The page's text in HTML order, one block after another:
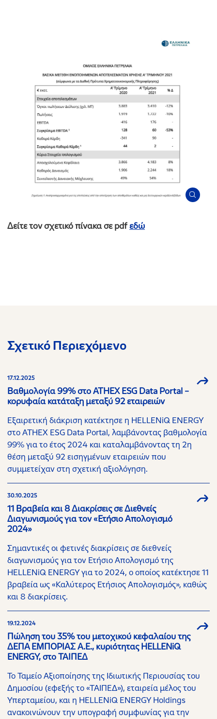
Δείτε τον σχετικό πίνακα σε pdfεδώ
Σχετικό Περιεχόμενο
17.12.2025
Βαθμολογία 99% στο ATHEX ESG Data Portal –
κορυφαία κατάταξη μεταξύ 92 εταιρειών
Εξαιρετική διάκριση κατέκτησε η HELLENiQ ENERGY
στο ATHEX ESG Data Portal, λαμβάνοντας βαθμολογία
99% για το έτος 2024 και καταλαμβάνοντας τη 2η
θέση μεταξύ 92 εισηγμένων εταιρειών που
συμμετείχαν στη σχετική αξιολόγηση.
30.10.2025
11 Βραβεία και 8 Διακρίσεις σε Διεθνείς
Διαγωνισμούς για τον «Ετήσιο Απολογισμό
2024»
Σημαντικές οι φετινές διακρίσεις σε διεθνείς
διαγωνισμούς για τον Ετήσιο Απολογισμό της
HELLENiQ ENERGY για το 2024, ο οποίος κατέκτησε 11
βραβεία ως «Καλύτερος Ετήσιος Απολογισμός», καθώς
και 8 διακρίσεις.
19.12.2024
Πώληση του 35% του μετοχικού κεφαλαίου της
ΔΕΠΑ ΕΜΠΟΡΙΑΣ Α.Ε., κυριότητας HELLENiQ
ENERGY, στο ΤΑΙΠΕΔ
Το Ταμείο Αξιοποίησης της Ιδιωτικής Περιουσίας του
Δημοσίου (εφεξής το «ΤΑΙΠΕΔ»), εταιρεία μέλος του
Υπερταμείου, και η HELLENiQ ENERGY Holdings
ανακοινώνουν την υπογραφή συμφωνίας για την